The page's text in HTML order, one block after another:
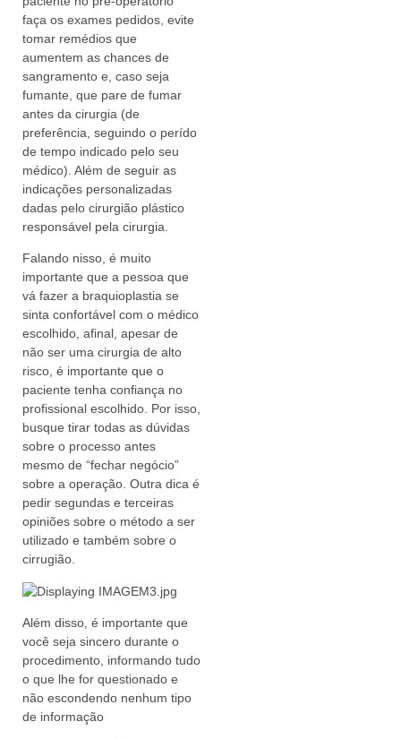
faça os exames pedidos, evite
tomar remédios que
aumentem as chances de
sangramento e, caso seja
fumante, que pare de fumar
antes da cirurgia (de
preferência, seguindo o perído
de tempo indicado pelo seu
médico). Além de seguir as
indicações personalizadas
dadas pelo cirurgião plástico
responsável pela cirurgia.
Falando nisso, é muito
importante que a pessoa que
vá fazer a braquioplastia se
sinta confortável com o médico
escolhido, afinal, apesar de
não ser uma cirurgia de alto
risco, é importante que o
paciente tenha confiança no
profissional escolhido. Por isso,
busque tirar todas as dúvidas
sobre o processo antes
mesmo de “fechar negócio”
sobre a operação. Outra dica é
pedir segundas e terceiras
opiniões sobre o método a ser
utilizado e também sobre o
cirrugião.
Além disso, é importante que
você seja sincero durante o
procedimento, informando tudo
o que lhe for questionado e
não escondendo nenhum tipo
de informação